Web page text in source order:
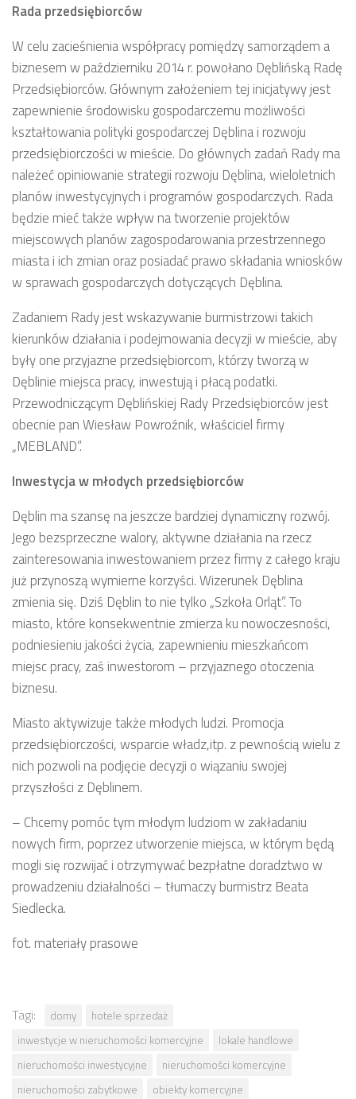
Rada przedsiębiorców
W celu zacieśnienia współpracy pomiędzy samorządem a
biznesem w październiku 2014 r. powołano Dęblińską Radę
Przedsiębiorców. Głównym założeniem tej inicjatywy jest
zapewnienie środowisku gospodarczemu możliwości
kształtowania polityki gospodarczej Dęblina i rozwoju
przedsiębiorczości w mieście. Do głównych zadań Rady ma
należeć opiniowanie strategii rozwoju Dęblina, wieloletnich
planów inwestycyjnych i programów gospodarczych. Rada
będzie mieć także wpływ na tworzenie projektów
miejscowych planów zagospodarowania przestrzennego
miasta i ich zmian oraz posiadać prawo składania wniosków
w sprawach gospodarczych dotyczących Dęblina.
Zadaniem Rady jest wskazywanie burmistrzowi takich
kierunków działania i podejmowania decyzji w mieście, aby
były one przyjazne przedsiębiorcom, którzy tworzą w
Dęblinie miejsca pracy, inwestują i płacą podatki.
Przewodniczącym Dęblińskiej Rady Przedsiębiorców jest
obecnie pan Wiesław Powroźnik, właściciel firmy
„MEBLAND”.
Inwestycja w młodych przedsiębiorców
Dęblin ma szansę na jeszcze bardziej dynamiczny rozwój.
Jego bezsprzeczne walory, aktywne działania na rzecz
zainteresowania inwestowaniem przez firmy z całego kraju
już przynoszą wymierne korzyści. Wizerunek Dęblina
zmienia się. Dziś Dęblin to nie tylko „Szkoła Orląt”. To
miasto, które konsekwentnie zmierza ku nowoczesności,
podniesieniu jakości życia, zapewnieniu mieszkańcom
miejsc pracy, zaś inwestorom – przyjaznego otoczenia
biznesu.
Miasto aktywizuje także młodych ludzi. Promocja
przedsiębiorczości, wsparcie władz,itp. z pewnością wielu z
nich pozwoli na podjęcie decyzji o wiązaniu swojej
przyszłości z Dęblinem.
– Chcemy pomóc tym młodym ludziom w zakładaniu
nowych firm, poprzez utworzenie miejsca, w którym będą
mogli się rozwijać i otrzymywać bezpłatne doradztwo w
prowadzeniu działalności – tłumaczy burmistrz Beata
Siedlecka.
fot. materiały prasowe
Tagi: domy
hotele sprzedaż
inwestycje w nieruchomości komercyjne
lokale handlowe
nieruchomości inwestycyjne
nieruchomości komercyjne
nieruchomości zabytkowe
obiekty komercyjne